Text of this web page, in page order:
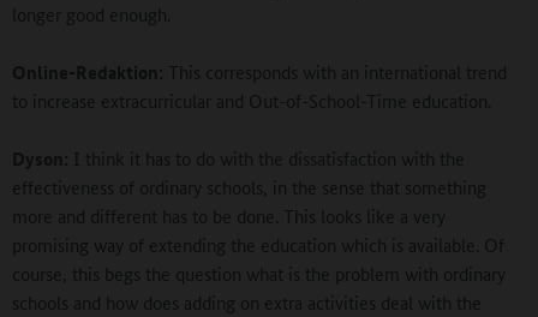
longer good enough.
Online-Redaktion: This corresponds with an international trend
to increase extracurricular and Out-of-School-Time education.
Dyson: I think it has to do with the dissatisfaction with the
effectiveness of ordinary schools, in the sense that something
more and different has to be done. This looks like a very
promising way of extending the education which is available. Of
course, this begs the question what is the problem with ordinary
schools and how does adding on extra activities deal with the